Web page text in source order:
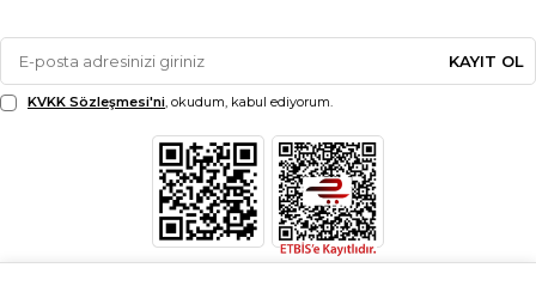
KAYIT OL
KVKK Sözleşmesi'ni, okudum, kabul ediyorum.